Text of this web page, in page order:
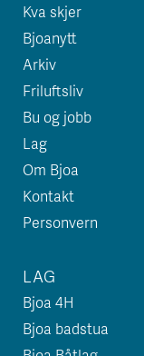
Kva skjer
Bjoanytt
Arkiv
Friluftsliv
Bu og jobb
Lag
Om Bjoa
Kontakt
Personvern
LAG
Bjoa 4H
Bjoa badstua